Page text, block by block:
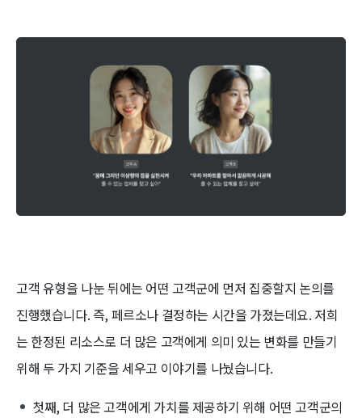
고객 유형을 나눈 뒤에는 어떤 고객군에 먼저 집중할지 논의를
진행했습니다. 즉, 페르소나 결정하는 시간을 가졌는데요. 저희
는 한정된 리소스로 더 많은 고객에게 의미 있는 변화를 만들기
위해 두 가지 기준을 세우고 이야기를 나눴습니다.
첫째, 더 많은 고객에게 가치를 제공하기 위해 어떤 고객군의